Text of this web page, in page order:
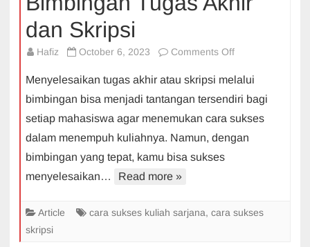
dan Skripsi
Hafiz October 6, 2023 Comments Offon
Cara
Sukses
Bimbingan
Tugas
Menyelesaikan tugas akhir atau skripsi melalui
bimbingan bisa menjadi tantangan tersendiri bagi
setiap mahasiswa agar menemukan cara sukses
dalam menempuh kuliahnya. Namun, dengan
bimbingan yang tepat, kamu bisa sukses
menyelesaikan…
Read more »
Article cara sukses kuliah sarjana, cara sukses
skripsi